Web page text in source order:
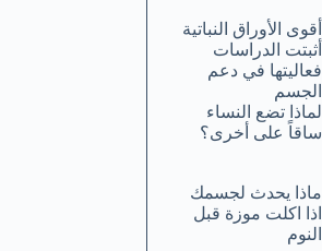
أقوى الأوراق النباتية
أثبتت الدراسات
فعاليتها في دعم
الجسم
لماذا تضع النساء
ساقاً على أخرى؟
ماذا يحدث لجسمك
اذا اكلت موزة قبل
النوم